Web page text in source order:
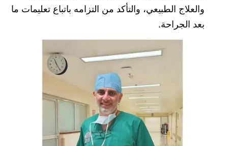
والعلاج الطبيعي، والتأكد من التزامه باتباع تعليمات ما
بعد الجراحة.